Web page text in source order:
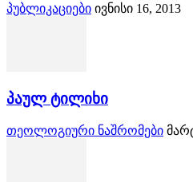
პუბლიკაციები ივნისი 16, 2013
პაულ ტილიხი
თეოლოგიური ნაშრომები